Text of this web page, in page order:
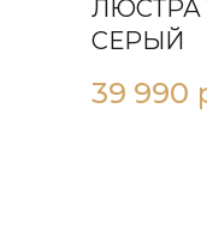
ЛЮСТРА
СЕРЫЙ
39 990